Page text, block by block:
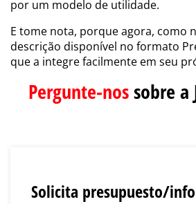
por um modelo de utilidade.
E tome nota, porque agora, como
descrição disponível no formato
que a integre facilmente em seu
Pergunte-nossobre a
Solicita presupuesto/